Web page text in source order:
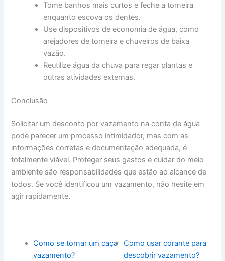
Tome banhos mais curtos e feche a torneira
enquanto escova os dentes.
Use dispositivos de economia de água, como
arejadores de torneira e chuveiros de baixa
vazão.
Reutilize água da chuva para regar plantas e
outras atividades externas.
Conclusão
Solicitar um desconto por vazamento na conta de água
pode parecer um processo intimidador, mas com as
informações corretas e documentação adequada, é
totalmente viável. Proteger seus gastos e cuidar do meio
ambiente são responsabilidades que estão ao alcance de
todos. Se você identificou um vazamento, não hesite em
agir rapidamente.
Como se tornar um caça
vazamento?
Como usar corante para
descobrir vazamento?